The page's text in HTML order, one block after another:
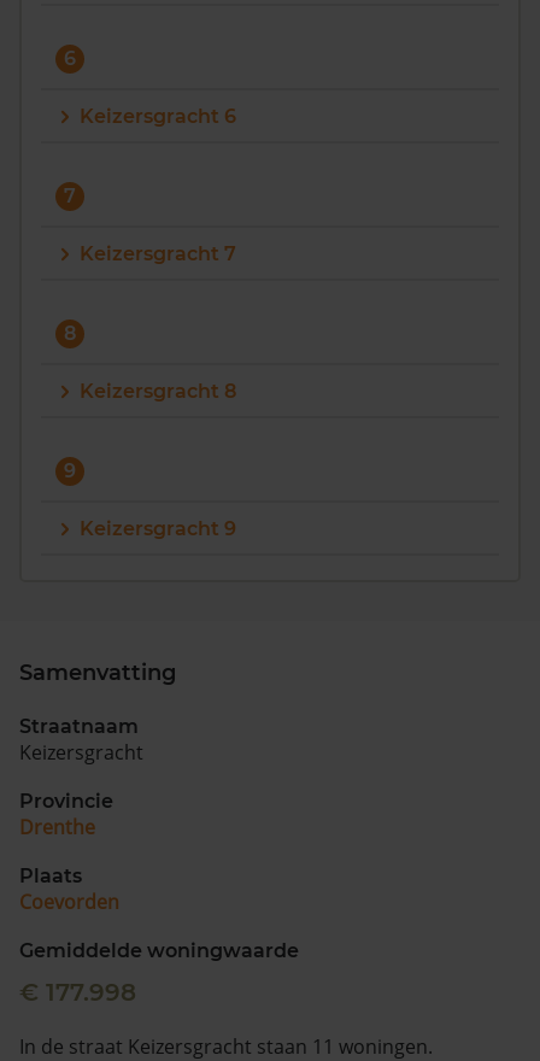
6
Keizersgracht 6
7
Keizersgracht 7
8
Keizersgracht 8
9
Keizersgracht 9
Samenvatting
Straatnaam
Keizersgracht
Provincie
Drenthe
Plaats
Coevorden
Gemiddelde woningwaarde
€ 177.998
In de straat Keizersgracht staan 11 woningen.